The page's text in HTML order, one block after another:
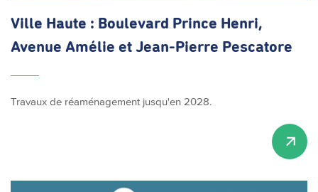
Ville Haute : Boulevard Prince Henri,
Avenue Amélie et Jean-Pierre Pescatore
Travaux de réaménagement jusqu'en 2028.